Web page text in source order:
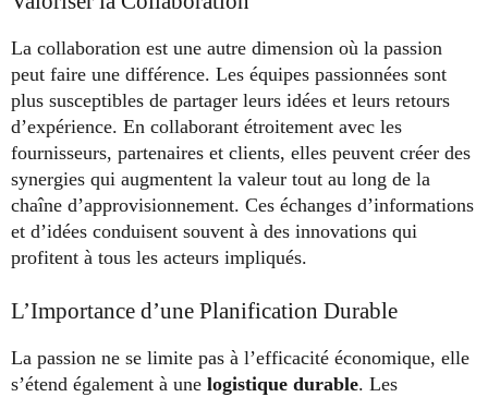
La collaboration est une autre dimension où la passion
peut faire une différence. Les équipes passionnées sont
plus susceptibles de partager leurs idées et leurs retours
d’expérience. En collaborant étroitement avec les
fournisseurs, partenaires et clients, elles peuvent créer des
synergies qui augmentent la valeur tout au long de la
chaîne d’approvisionnement. Ces échanges d’informations
et d’idées conduisent souvent à des innovations qui
profitent à tous les acteurs impliqués.
L’Importance d’une Planification Durable
La passion ne se limite pas à l’efficacité économique, elle
s’étend également à une logistique durable. Les